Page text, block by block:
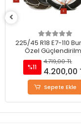
225/45 R18 E7-110
Özel
Takmatik Kar Zinciri
%11
4.719,00 TL
4.200,00
Sepete Ekle